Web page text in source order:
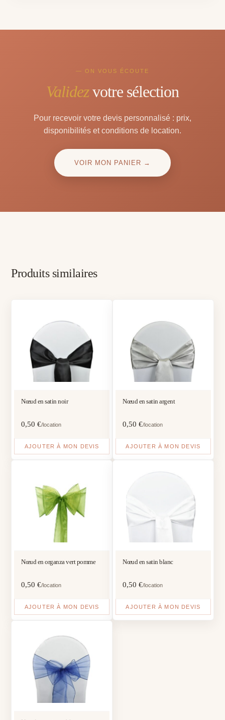
— ON VOUS ÉCOUTE
Validezvotre sélection
Pour recevoir votre devis personnalisé : prix,
disponibilités et conditions de location.
VOIR MON PANIER →
Produits similaires
Nœud en satin noir
0,50€/location
AJOUTER À MON DEVIS
Nœud en satin argent
0,50 €/location
AJOUTER À MON DEVIS
Nœud en organza vert pomme
0,50€/location
AJOUTER À MON DEVIS
Nœud en satin blanc
0,50 €/location
AJOUTER À MON DEVIS